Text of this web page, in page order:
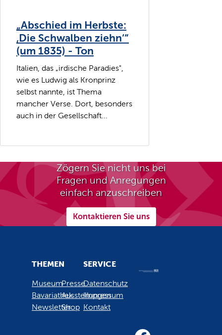
„Abschied im Herbste:
‚Die Schwalben ziehn‘“
(um 1835) - Ton
Italien, das „irdische Paradies",
wie es Ludwig als Kronprinz
selbst nannte, ist Thema
mancher Verse. Dort, besonders
auch in der Gesellschaft...
Zögern Sie nicht uns bei
Fragen und Anregungen
einfach anzuschreiben
Kontaktieren Sie uns
THEMEN
Museum
Bavariathek
Newsletter
Presse
Ausstellungen
Shop
SERVICE
Datenschutz
Impressum
Kontakt